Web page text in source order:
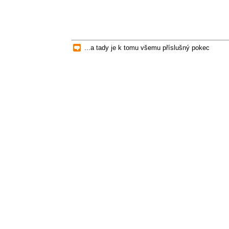
...a tady je k tomu všemu příslušný pokec